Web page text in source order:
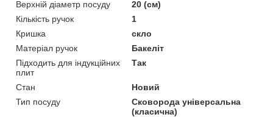
Верхній діаметр посуду
20 (см)
Кількість ручок
1
Кришка
скло
Матеріал ручок
Бакеліт
Підходить для індукційних
плит
Так
Стан
Новий
Тип посуду
Сковорода універсальна
(класична)